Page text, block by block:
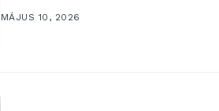
megfelelően kiválasztott...
MÁJUS 10, 2026